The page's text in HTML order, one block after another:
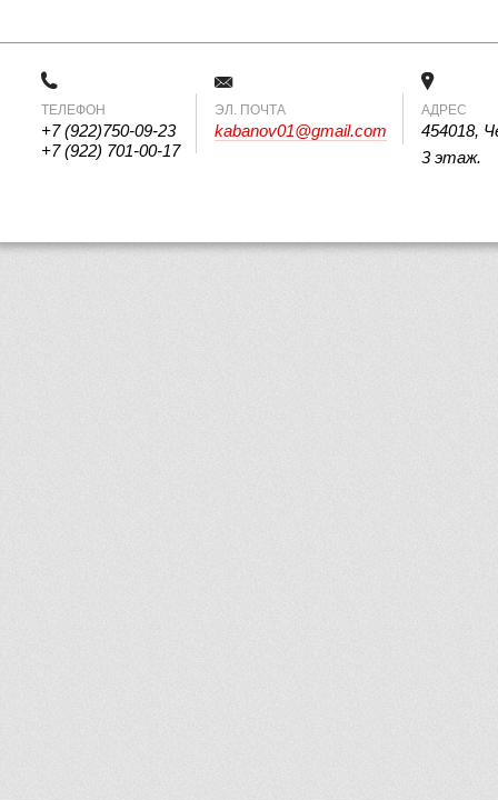
ТЕЛЕФОН
+7 (922)750-09-23
+7 (922) 701-00-17
ЭЛ. ПОЧТА
kabanov01@gmail.com
АДРЕС
454018,
3 этаж.